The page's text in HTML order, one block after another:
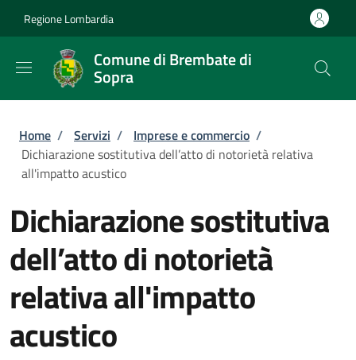
Regione Lombardia
Comune di Brembate di
Sopra
Briciole di pane
Home / Servizi / Imprese e commercio /
Dichiarazione sostitutiva dell’atto di notorietà relativa
all'impatto acustico
Dichiarazione sostitutiva
dell’atto di notorietà
relativa all'impatto
acustico